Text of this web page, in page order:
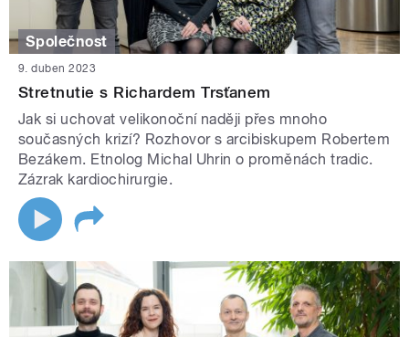
Společnost
9. duben 2023
Stretnutie s Richardem Trsťanem
Jak si uchovat velikonoční naději přes mnoho
současných krizí? Rozhovor s arcibiskupem Robertem
Bezákem. Etnolog Michal Uhrin o proměnách tradic.
Zázrak kardiochirurgie.